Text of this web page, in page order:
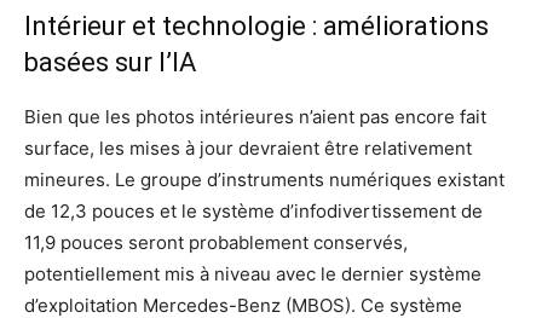
Intérieur et technologie : améliorations
basées sur l’IA
Bien que les photos intérieures n’aient pas encore fait
surface, les mises à jour devraient être relativement
mineures. Le groupe d’instruments numériques existant
de 12,3 pouces et le système d’infodivertissement de
11,9 pouces seront probablement conservés,
potentiellement mis à niveau avec le dernier système
d’exploitation Mercedes-Benz (MBOS). Ce système